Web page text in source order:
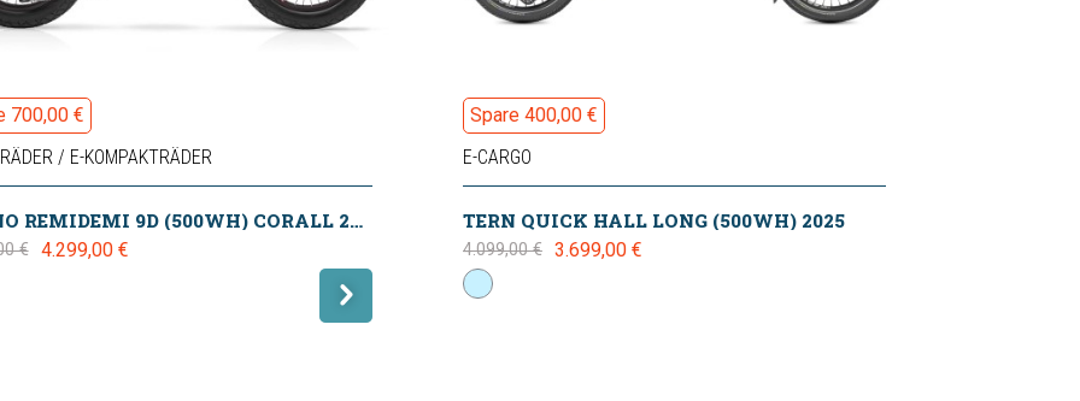
700,00 €
/ E-KOMPAKTRÄDER
BENNO REMIDEMI 9D (500WH) CORALL 2024
€ 4.299,00 €
Spare 400,00 €
E-CARGO
TERN QUICK HALL LONG (500WH) 2025
4.099,00 € 3.699,00 €